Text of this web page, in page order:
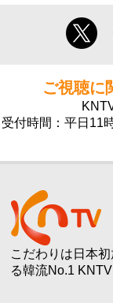
ご視聴に
受付時間：平日11
こだわりは日本
る韓流No.1 KNTV